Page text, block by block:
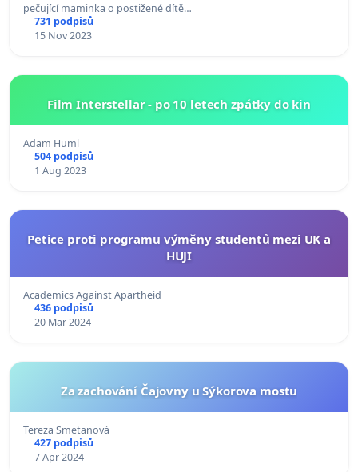
pečující maminka o postižené dítě…
731 podpisů
15 Nov 2023
Film Interstellar - po 10 letech zpátky do kin
Adam Huml
504 podpisů
1 Aug 2023
Petice proti programu výměny studentů mezi UK a
HUJI
Academics Against Apartheid
436 podpisů
20 Mar 2024
Za zachování Čajovny u Sýkorova mostu
Tereza Smetanová
427 podpisů
7 Apr 2024